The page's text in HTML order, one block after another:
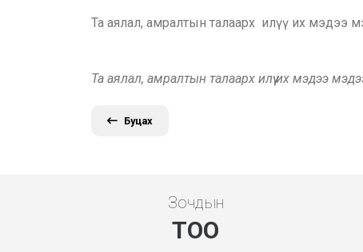
Та аялал, амралтын талаарх илүү их мэдээ
Та аялал, амралтын талаарх илүү их мэдээ
Буцах
Зочдын
ТОО